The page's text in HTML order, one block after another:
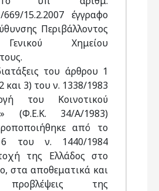
669/15.2.2007 έγγραφο
Περιβάλλοντος
Χημείου
του άρθρου 1
και 3) του ν. 1338/1983
του Κοινοτικού
(Φ.Ε.Κ. 34/Α/1983)
από το
του ν. 1440/1984
της Ελλάδος στο
στα αποθεματικά και
της